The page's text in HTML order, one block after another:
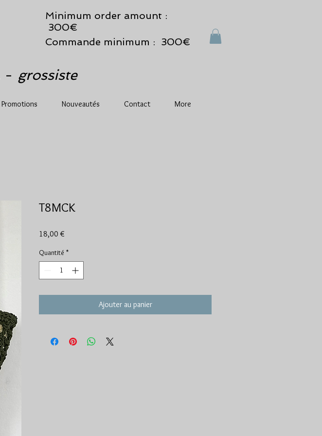
Minimum order amount :
300€
Commande minimum : 300€
- grossiste
Promotions Nouveautés Contact More
T8MCK
18,00 €
Quantité *
Ajouter au panier